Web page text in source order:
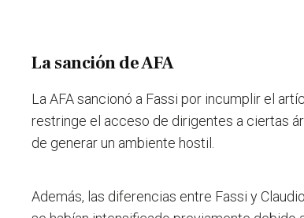
La sanción de AFA
La AFA sancionó a Fassi por incumplir el
restringe el acceso de dirigentes a ciertas
de generar un ambiente hostil.
Además, las diferencias entre Fassi y